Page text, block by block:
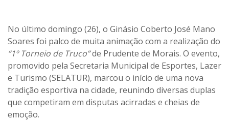
No último domingo (26), o Ginásio Coberto José Mano
Soares foi palco de muita animação com a realização do
“1º Torneio de Truco”de Prudente de Morais. O evento,
promovido pela Secretaria Municipal de Esportes, Lazer
e Turismo (SELATUR), marcou o início de uma nova
tradição esportiva na cidade, reunindo diversas duplas
que competiram em disputas acirradas e cheias de
emoção.